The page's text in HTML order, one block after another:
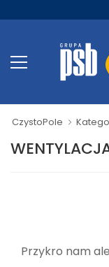
CzystoPole
Przykro nam